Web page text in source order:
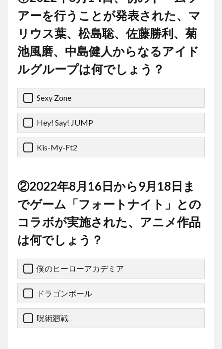
アーを行うことが発表された、マ
リウス葉、松島聡、佐藤勝利、菊
池風磨、中島健人からなるアイド
ルグループは何でしょう？
Sexy Zone
Hey! Say! JUMP
Kis-My-Ft2
②2022年8月16日から9月18日ま
でゲーム「フォートナイト」との
コラボが実施された、アニメ作品
は何でしょう？
僕のヒーローアカデミア
ドラゴンボール
呪術廻戦